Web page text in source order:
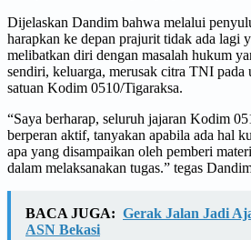
Dijelaskan Dandim bahwa melalui
harapkan ke depan prajurit tidak ada lagi
melibatkan diri dengan masalah hukum
sendiri, keluarga, merusak citra TNI pada
satuan Kodim 0510/Tigaraksa.
“Saya berharap, seluruh jajaran Kodim
berperan aktif, tanyakan apabila ada hal
apa yang disampaikan oleh pemberi
dalam melaksanakan tugas.” tegas
BACA JUGA: Gerak Jalan Jadi
ASN Bekasi